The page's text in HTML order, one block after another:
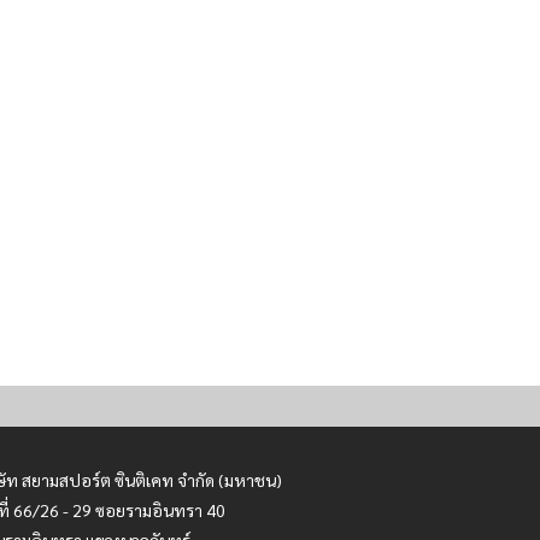
สยามสปอร์ต ซินติเคท จำกัด (มหาชน)
66/26 - 29 ซอยรามอินทรา 40